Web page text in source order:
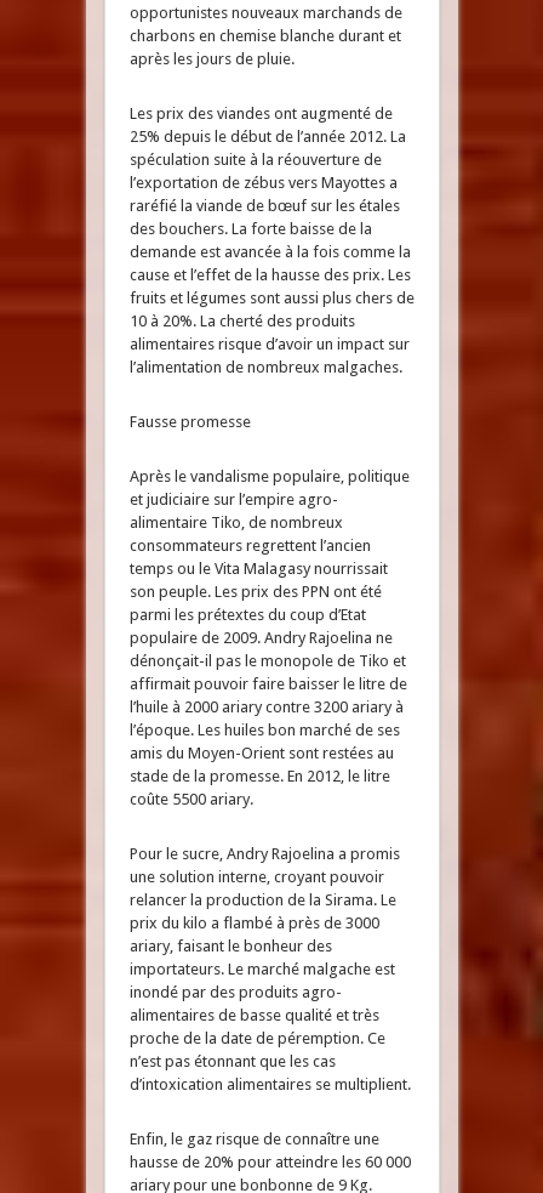
opportunistes nouveaux marchands de
charbons en chemise blanche durant et
après les jours de pluie.
Les prix des viandes ont augmenté de
25% depuis le début de l’année 2012. La
spéculation suite à la réouverture de
l’exportation de zébus vers Mayottes a
raréfié la viande de bœuf sur les étales
des bouchers. La forte baisse de la
demande est avancée à la fois comme la
cause et l’effet de la hausse des prix. Les
fruits et légumes sont aussi plus chers de
10 à 20%. La cherté des produits
alimentaires risque d’avoir un impact sur
l’alimentation de nombreux malgaches.
Fausse promesse
Après le vandalisme populaire, politique
et judiciaire sur l’empire agro-
alimentaire Tiko, de nombreux
consommateurs regrettent l’ancien
temps ou le Vita Malagasy nourrissait
son peuple. Les prix des PPN ont été
parmi les prétextes du coup d’Etat
populaire de 2009. Andry Rajoelina ne
dénonçait-il pas le monopole de Tiko et
affirmait pouvoir faire baisser le litre de
l’huile à 2000 ariary contre 3200 ariary à
l’époque. Les huiles bon marché de ses
amis du Moyen-Orient sont restées au
stade de la promesse. En 2012, le litre
coûte 5500 ariary.
Pour le sucre, Andry Rajoelina a promis
une solution interne, croyant pouvoir
relancer la production de la Sirama. Le
prix du kilo a flambé à près de 3000
ariary, faisant le bonheur des
importateurs. Le marché malgache est
inondé par des produits agro-
alimentaires de basse qualité et très
proche de la date de péremption. Ce
n’est pas étonnant que les cas
d’intoxication alimentaires se multiplient.
Enfin, le gaz risque de connaître une
hausse de 20% pour atteindre les 60 000
ariary pour une bonbonne de 9 Kg.